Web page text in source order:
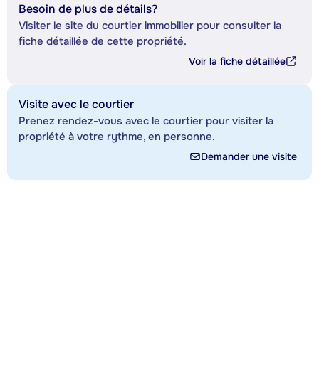
Besoin de plus de détails?
Visiter le site du courtier immobilier pour consulter la
fiche détaillée de cette propriété.
Voir la fiche détaillée
Visite avec le courtier
Prenez rendez-vous avec le courtier pour visiter la
propriété à votre rythme, en personne.
Demander une visite